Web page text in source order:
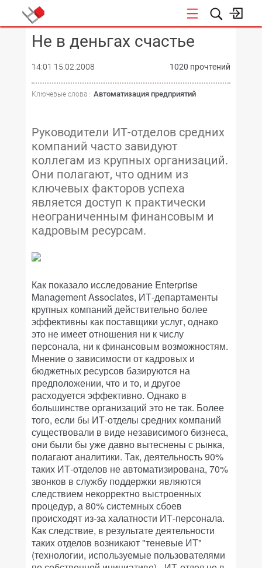
КОНФЕРЕНЦИИ
Не в деньгах счастье
14:01 15.02.2008 1020 прочтений
Ключевые слова : Автоматизация предприятий
Руководители ИТ-отделов средних
компаний часто завидуют
коллегам из крупных организаций.
Они полагают, что одним из
ключевых факторов успеха
является доступ к практически
неограниченным финансовым и
кадровым ресурсам.
Как показало исследование Enterprise
Management Associates, ИТ-департаменты
крупных компаний действительно более
эффективны как поставщики услуг, однако
это не имеет отношения ни к числу
персонала, ни к финансовым возможностям.
Мнение о зависимости от кадровых и
бюджетных ресурсов базируются на
предположении, что и то, и другое
расходуется эффективно. Однако в
большинстве организаций это не так. Более
того, если бы ИТ-отделы средних компаний
существовали в виде независимого бизнеса,
они были бы уже давно вытеснены с рынка,
полагают аналитики. Так, деятельность 90%
таких ИТ-отделов не автоматизирована, 70%
звонков в службу поддержки являются
следствием некорректно выстроенных
процедур, а 80% системных сбоев
происходят из-за халатности ИТ-персонала.
Как следствие, в результате деятельности
таких отделов возникают "теневые ИТ"
(технологии, используемые пользователями